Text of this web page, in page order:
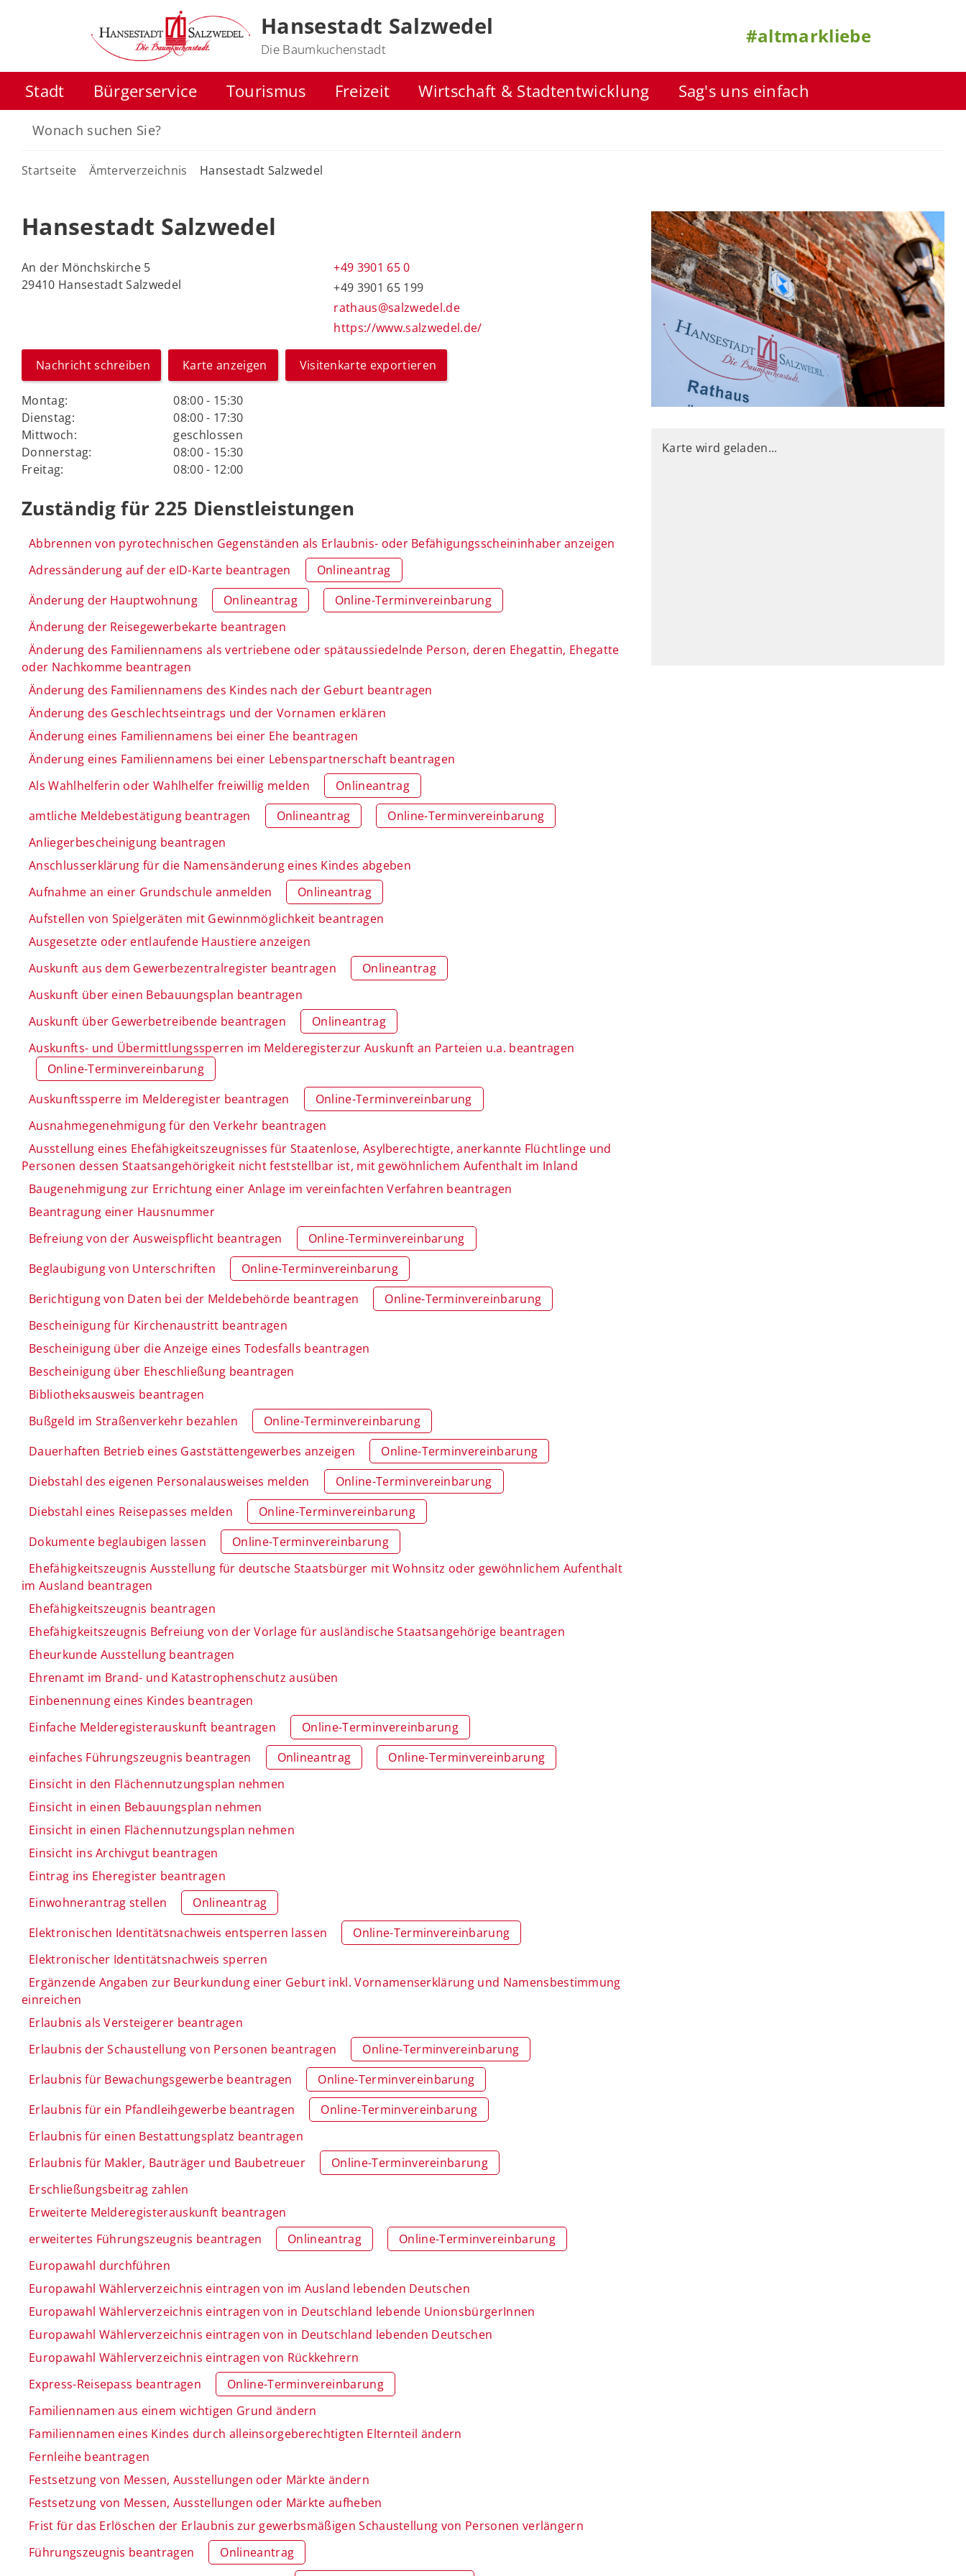
Hansestadt Salzwedel
Die Baumkuchenstadt
#altmarkliebe
Stadt Bürgerservice Tourismus Freizeit Wirtschaft & Stadtentwicklung Sag's uns einfach
Startseite Ämterverzeichnis Hansestadt Salzwedel
Hansestadt Salzwedel
An der Mönchskirche 5
29410 Hansestadt Salzwedel
+49 3901 65 0
+49 3901 65 199
rathaus@salzwedel.de
https://www.salzwedel.de/
Nachricht schreiben Karte anzeigen Visitenkarte exportieren
Montag:
08:00 - 15:30
Dienstag:
08:00 - 17:30
Mittwoch:
geschlossen
Donnerstag:
08:00 - 15:30
Freitag:
08:00 - 12:00
Zuständig für 225 Dienstleistungen
Abbrennen von pyrotechnischen Gegenständen als Erlaubnis- oder Befähigungsscheininhaber anzeigen
Adressänderung auf der eID-Karte beantragen
Onlineantrag
Änderung der Hauptwohnung
Onlineantrag
Online-Terminvereinbarung
Änderung der Reisegewerbekarte beantragen
Änderung des Familiennamens als vertriebene oder spätaussiedelnde Person, deren Ehegattin, Ehegatte
oder Nachkomme beantragen
Änderung des Familiennamens des Kindes nach der Geburt beantragen
Änderung des Geschlechtseintrags und der Vornamen erklären
Änderung eines Familiennamens bei einer Ehe beantragen
Änderung eines Familiennamens bei einer Lebenspartnerschaft beantragen
Als Wahlhelferin oder Wahlhelfer freiwillig melden
Onlineantrag
amtliche Meldebestätigung beantragen
Onlineantrag
Online-Terminvereinbarung
Anliegerbescheinigung beantragen
Anschlusserklärung für die Namensänderung eines Kindes abgeben
Aufnahme an einer Grundschule anmelden
Onlineantrag
Aufstellen von Spielgeräten mit Gewinnmöglichkeit beantragen
Ausgesetzte oder entlaufende Haustiere anzeigen
Auskunft aus dem Gewerbezentralregister beantragen
Onlineantrag
Auskunft über einen Bebauungsplan beantragen
Auskunft über Gewerbetreibende beantragen
Onlineantrag
Auskunfts- und Übermittlungssperren im Melderegisterzur Auskunft an Parteien u.a. beantragen
Online-Terminvereinbarung
Auskunftssperre im Melderegister beantragen
Online-Terminvereinbarung
Ausnahmegenehmigung für den Verkehr beantragen
Ausstellung eines Ehefähigkeitszeugnisses für Staatenlose, Asylberechtigte, anerkannte Flüchtlinge und
Personen dessen Staatsangehörigkeit nicht feststellbar ist, mit gewöhnlichem Aufenthalt im Inland
Baugenehmigung zur Errichtung einer Anlage im vereinfachten Verfahren beantragen
Beantragung einer Hausnummer
Befreiung von der Ausweispflicht beantragen
Online-Terminvereinbarung
Beglaubigung von Unterschriften
Online-Terminvereinbarung
Berichtigung von Daten bei der Meldebehörde beantragen
Online-Terminvereinbarung
Bescheinigung für Kirchenaustritt beantragen
Bescheinigung über die Anzeige eines Todesfalls beantragen
Bescheinigung über Eheschließung beantragen
Bibliotheksausweis beantragen
Bußgeld im Straßenverkehr bezahlen
Online-Terminvereinbarung
Dauerhaften Betrieb eines Gaststättengewerbes anzeigen
Online-Terminvereinbarung
Diebstahl des eigenen Personalausweises melden
Online-Terminvereinbarung
Diebstahl eines Reisepasses melden
Online-Terminvereinbarung
Dokumente beglaubigen lassen
Online-Terminvereinbarung
Ehefähigkeitszeugnis Ausstellung für deutsche Staatsbürger mit Wohnsitz oder gewöhnlichem Aufenthalt
im Ausland beantragen
Ehefähigkeitszeugnis beantragen
Ehefähigkeitszeugnis Befreiung von der Vorlage für ausländische Staatsangehörige beantragen
Eheurkunde Ausstellung beantragen
Ehrenamt im Brand- und Katastrophenschutz ausüben
Einbenennung eines Kindes beantragen
Einfache Melderegisterauskunft beantragen
Online-Terminvereinbarung
einfaches Führungszeugnis beantragen
Onlineantrag
Online-Terminvereinbarung
Einsicht in den Flächennutzungsplan nehmen
Einsicht in einen Bebauungsplan nehmen
Einsicht in einen Flächennutzungsplan nehmen
Einsicht ins Archivgut beantragen
Eintrag ins Eheregister beantragen
Einwohnerantrag stellen
Onlineantrag
Elektronischen Identitätsnachweis entsperren lassen
Online-Terminvereinbarung
Elektronischer Identitätsnachweis sperren
Ergänzende Angaben zur Beurkundung einer Geburt inkl. Vornamenserklärung und Namensbestimmung
einreichen
Erlaubnis als Versteigerer beantragen
Erlaubnis der Schaustellung von Personen beantragen
Online-Terminvereinbarung
Erlaubnis für Bewachungsgewerbe beantragen
Online-Terminvereinbarung
Erlaubnis für ein Pfandleihgewerbe beantragen
Online-Terminvereinbarung
Erlaubnis für einen Bestattungsplatz beantragen
Erlaubnis für Makler, Bauträger und Baubetreuer
Online-Terminvereinbarung
Erschließungsbeitrag zahlen
Erweiterte Melderegisterauskunft beantragen
erweitertes Führungszeugnis beantragen
Onlineantrag
Online-Terminvereinbarung
Europawahl durchführen
Europawahl Wählerverzeichnis eintragen von im Ausland lebenden Deutschen
Europawahl Wählerverzeichnis eintragen von in Deutschland lebende UnionsbürgerInnen
Europawahl Wählerverzeichnis eintragen von in Deutschland lebenden Deutschen
Europawahl Wählerverzeichnis eintragen von Rückkehrern
Express-Reisepass beantragen
Online-Terminvereinbarung
Familiennamen aus einem wichtigen Grund ändern
Familiennamen eines Kindes durch alleinsorgeberechtigten Elternteil ändern
Fernleihe beantragen
Festsetzung von Messen, Ausstellungen oder Märkte ändern
Festsetzung von Messen, Ausstellungen oder Märkte aufheben
Frist für das Erlöschen der Erlaubnis zur gewerbsmäßigen Schaustellung von Personen verlängern
Führungszeugnis beantragen
Onlineantrag
Karte wird geladen...